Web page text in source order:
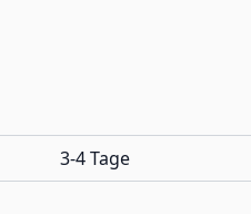
3-4 Tage